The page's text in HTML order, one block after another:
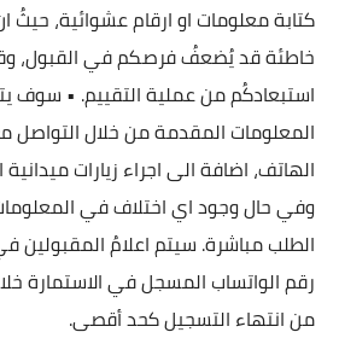
كتابة معلومات او ارقام عشوائية، حيثُ
خاطئة قد يُضعفُ فرصكم في القبول،
استبعادكُم من عملية التقييم. • سوف
المعلومات المقدمة من خلال التواصل
الهاتف، اضافة الى اجراء زيارات
وفي حال وجود اي اختلاف في
الطلب مباشرة. سيتم اعلامُ
رقم الواتساب المسجل في الاستمارة
من انتهاء التسجيل كحد أقصى.